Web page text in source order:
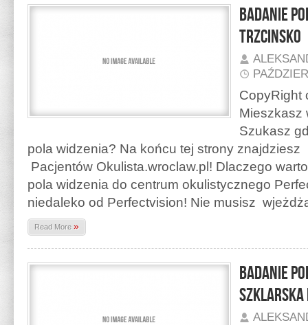
Badanie
Trzcinsko
CopyRight
Mieszkasz
Szukasz
pola widzenia? Na końcu tej strony znajdziesz
Pacjentów Okulista.wroclaw.pl! Dlaczego
pola widzenia do centrum okulistycznego
niedaleko od Perfectvision! Nie musisz
Read More »
Badanie
Szklarska